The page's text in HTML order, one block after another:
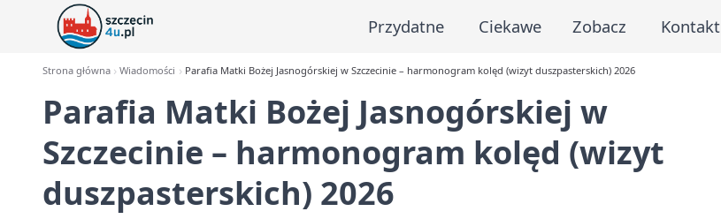
Przydatne Ciekawe Zobacz Kontakt
Strona główna Wiadomości Parafia Matki Bożej Jasnogórskiej w Szczecinie – harmonogram kolęd (wizyt duszpasterskich) 2026
Parafia Matki Bożej Jasnogórskiej w
Szczecinie – harmonogram kolęd (wizyt
duszpasterskich) 2026